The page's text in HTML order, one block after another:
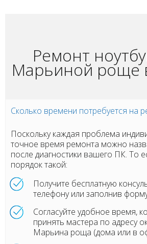
Ремонт
Марьиной роще
Сколько времени потребуется на
Поскольку каждая проблема
точное время ремонта можно
после диагностики вашего ПК. То
порядок такой:
Получите бесплатную
телефону или заполнив
Согласуйте удобное время,
принять мастера по адресу
Марьина роща (дома или в